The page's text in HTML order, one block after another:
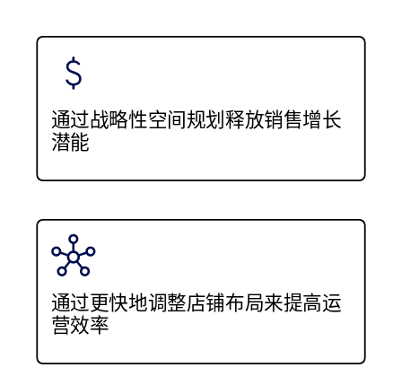
通过战略性空间规划释放销售增长
潜能
通过更快地调整店铺布局来提高运
营效率